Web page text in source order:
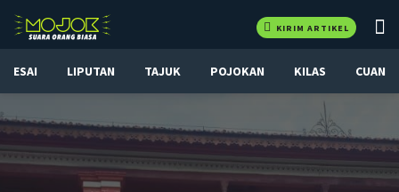
KIRIM ARTIKEL
ESAI LIPUTAN TAJUK POJOKAN KILAS CUAN